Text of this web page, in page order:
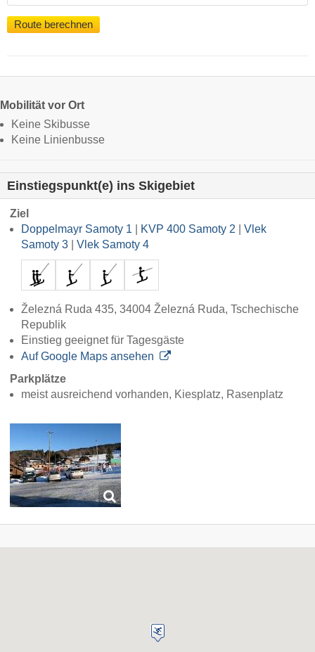
Route berechnen
Mobilität vor Ort
Keine Skibusse
Keine Linienbusse
Einstiegspunkt(e) ins Skigebiet
Ziel
Doppelmayr Samoty 1
KVP 400 Samoty 2
Vlek
Samoty 3
Vlek Samoty 4
Železná Ruda 435, 34004 Železná Ruda, Tschechische
Republik
Einstieg geeignet für Tagesgäste
Auf Google Maps ansehen
Parkplätze
meist ausreichend vorhanden, Kiesplatz, Rasenplatz